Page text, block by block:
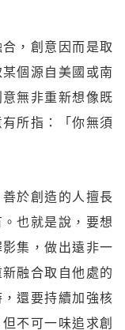
，創意因而是取
個源自美國或南
無非重新想像既
所指：「你無須
於創造的人擅長
也就是說，要想
集，做出遠非一
融合取自他處的
還要持續加強核
不可一味追求創